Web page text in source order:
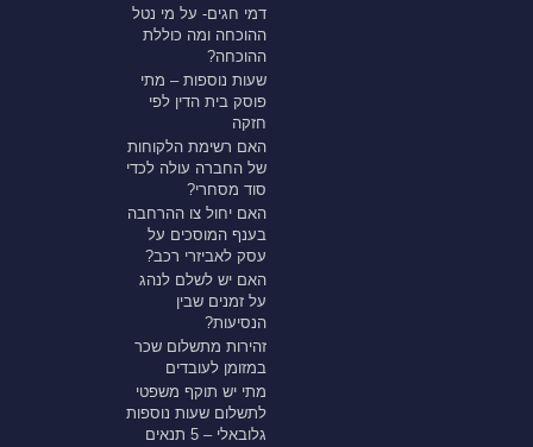
דמי חגים- על מי נטל
ההוכחה ומה כוללת
ההוכחה?
שעות נוספות – מתי
פוסק בית הדין לפי
חזקה
האם רשימת הלקוחות
של החברה עולה לכדי
סוד מסחרי?
האם יחול צו ההרחבה
בענף המוסכים על
עסק לאביזרי רכב?
האם יש לשלם לנהג
על זמנים שבין
הנסיעות?
זהירות מתשלום שכר
במזומן לעובדים
מתי יש תוקף משפטי
לתשלום שעות נוספות
גלובאלי – 5 תנאים